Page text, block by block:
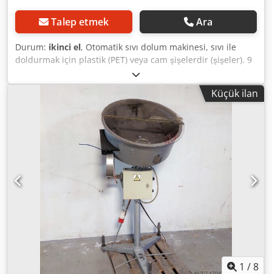
Talep etmek Ara
Durum: ikinci el, Otomatik sıvı dolum makinesi, sıvı ile
doldurmak için plastik (PET) veya cam şişelerdir (şişeler). 9
yükleme kafası, Siemens PLC kontrolü. Önceki sahibine ait
deterjan şarj etmek için kullanılmış. Elektrik tesisatı
gerektirir. Endüstriyel tesis ve makine alımı. Çok çeşitli
kullanılmış makineler, endüstriyel tesisler Dcedpfshcxcmex
Küçük ilan
1 /8